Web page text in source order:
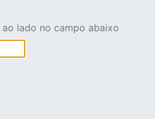
lado no campo abaixo